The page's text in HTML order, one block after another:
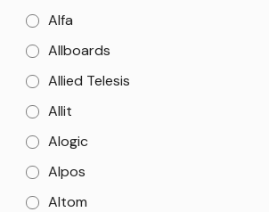
Alfa
Allboards
Allied Telesis
Allit
Alogic
Alpos
Altom